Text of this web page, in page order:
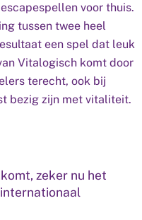
voor thuis.
tussen twee heel
een spel dat leuk
Vitalogisch komt door
terecht, ook bij
bezig zijn met vitaliteit.
zeker nu het